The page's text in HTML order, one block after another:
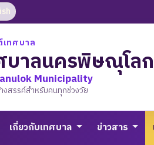
เทศบาล
บาลนครพิษณุโลก
Municipality
งสรรค์สำหรับคนทุกช่วงวัย
เกี่ยวกับเทศบาล ข่าวสาร